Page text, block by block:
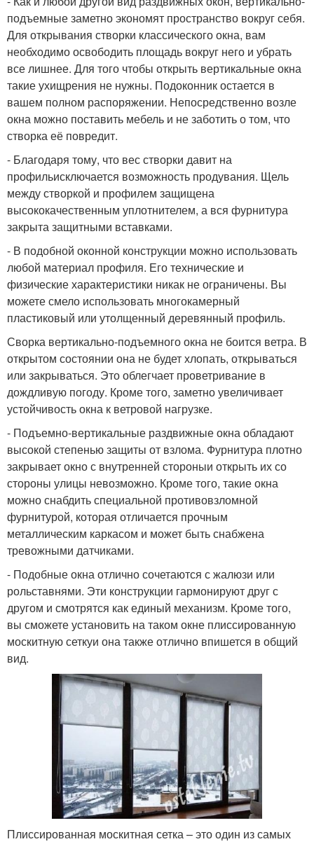
подъемные заметно экономят пространство вокруг себя.
Для открывания створки классического окна, вам
необходимо освободить площадь вокруг него и убрать
все лишнее. Для того чтобы открыть вертикальные окна
такие ухищрения не нужны. Подоконник остается в
вашем полном распоряжении. Непосредственно возле
окна можно поставить мебель и не заботить о том, что
створка её повредит.
- Благодаря тому, что вес створки давит на
профильисключается возможность продувания. Щель
между створкой и профилем защищена
высококачественным уплотнителем, а вся фурнитура
закрыта защитными вставками.
- В подобной оконной конструкции можно использовать
любой материал профиля. Его технические и
физические характеристики никак не ограничены. Вы
можете смело использовать многокамерный
пластиковый или утолщенный деревянный профиль.
Сворка вертикально-подъемного окна не боится ветра. В
открытом состоянии она не будет хлопать, открываться
или закрываться. Это облегчает проветривание в
дождливую погоду. Кроме того, заметно увеличивает
устойчивость окна к ветровой нагрузке.
- Подъемно-вертикальные раздвижные окна обладают
высокой степенью защиты от взлома. Фурнитура плотно
закрывает окно с внутренней стороныи открыть их со
стороны улицы невозможно. Кроме того, такие окна
можно снабдить специальной противовзломной
фурнитурой, которая отличается прочным
металлическим каркасом и может быть снабжена
тревожными датчиками.
- Подобные окна отлично сочетаются с жалюзи или
рольставнями. Эти конструкции гармонируют друг с
другом и смотрятся как единый механизм. Кроме того,
вы сможете установить на таком окне плиссированную
москитную сеткуи она также отлично впишется в общий
вид.
Плиссированная москитная сетка – это один из самых